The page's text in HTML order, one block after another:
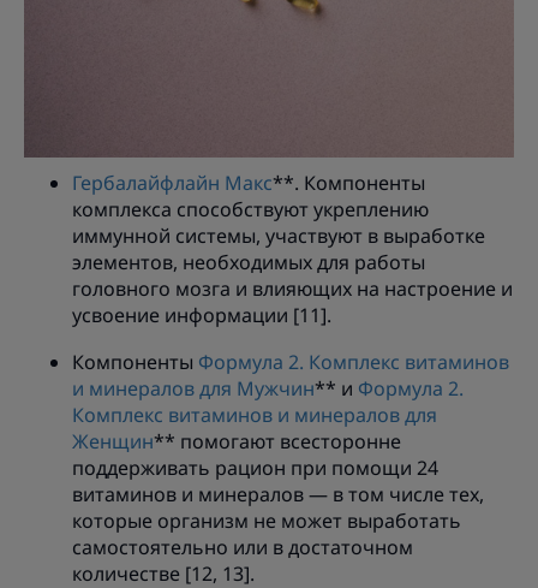
Гербалайфлайн Макс**. Компоненты
комплекса способствуют укреплению
иммунной системы, участвуют в выработке
элементов, необходимых для работы
головного мозга и влияющих на настроение и
усвоение информации [11].
Компоненты Формула 2. Комплекс витаминов
и минералов для Мужчин** и Формула 2.
Комплекс витаминов и минералов для
Женщин** помогают всесторонне
поддерживать рацион при помощи 24
витаминов и минералов — в том числе тех,
которые организм не может выработать
самостоятельно или в достаточном
количестве [12, 13].